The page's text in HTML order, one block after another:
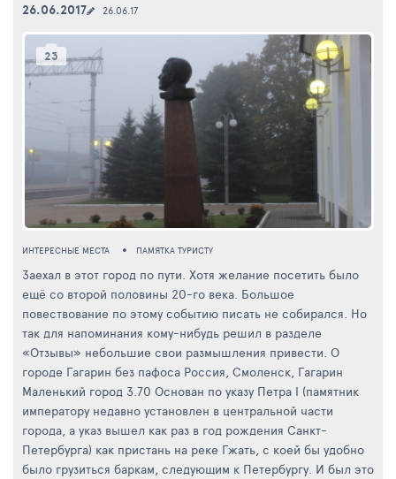
26.06.17
26.06.2017
23
ИНТЕРЕСНЫЕ МЕСТА ПАМЯТКА ТУРИСТУ
Заехал в этот город по пути. Хотя желание посетить было
ещё со второй половины 20-го века. Большое
повествование по этому событию писать не собирался. Но
так для напоминания кому-нибудь решил в разделе
«Отзывы» небольшие свои размышления привести. О
городе Гагарин без пафоса Россия, Смоленск, Гагарин
Маленький город 3.70 Основан по указу Петра I (памятник
императору недавно установлен в центральной части
города, а указ вышел как раз в год рождения Санкт-
Петербурга) как пристань на реке Гжать, с коей бы удобно
было грузиться баркам, следующим к Петербургу. И был это